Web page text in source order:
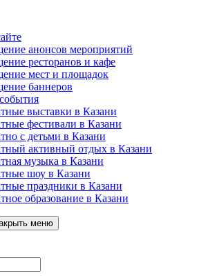
анонсов мероприятий
ресторанов и кафе
мест и площадок
баннеров
выставки в Казани
фестивали в Казани
с детьми в Казани
активный отдых в Казани
музыка в Казани
шоу в Казани
праздники в Казани
образование в Казани
меню